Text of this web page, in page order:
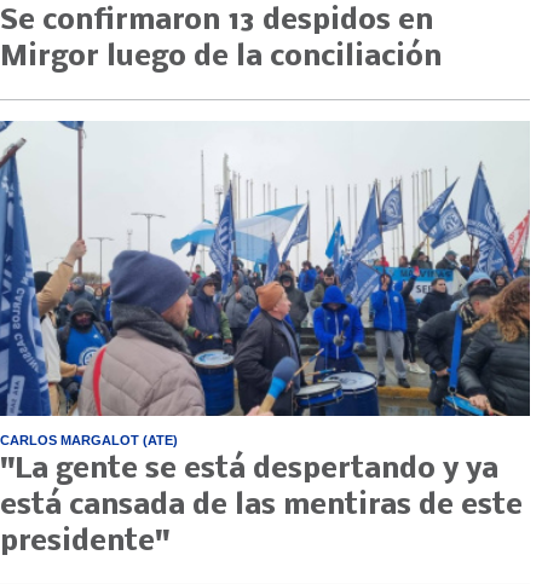
Se confirmaron 13 despidos en
Mirgor luego de la conciliación
CARLOS MARGALOT (ATE)
"La gente se está despertando y ya
está cansada de las mentiras de este
presidente"